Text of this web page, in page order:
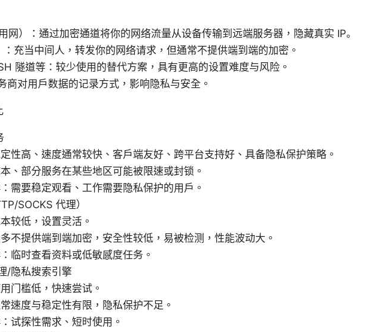
网）：通过加密通道将你的网络流量从设备传输到远端服务器，隐藏真实 IP。
充当中间人，转发你的网络请求，但通常不提供端到端的加密。
隧道等：较少使用的替代方案，具有更高的设置难度与风险。
商对用户数据的记录方式，影响隐私与安全。
性高、速度通常较快、客户端友好、跨平台支持好、具备隐私保护策略。
、部分服务在某些地区可能被限速或封锁。
需要稳定观看、工作需要隐私保护的用户。
SOCKS 代理）
较低，设置灵活。
不提供端到端加密，安全性较低，易被检测，性能波动大。
临时查看资料或低敏感度任务。
/隐私搜索引擎
门槛低，快速尝试。
速度与稳定性有限，隐私保护不足。
试探性需求、短时使用。